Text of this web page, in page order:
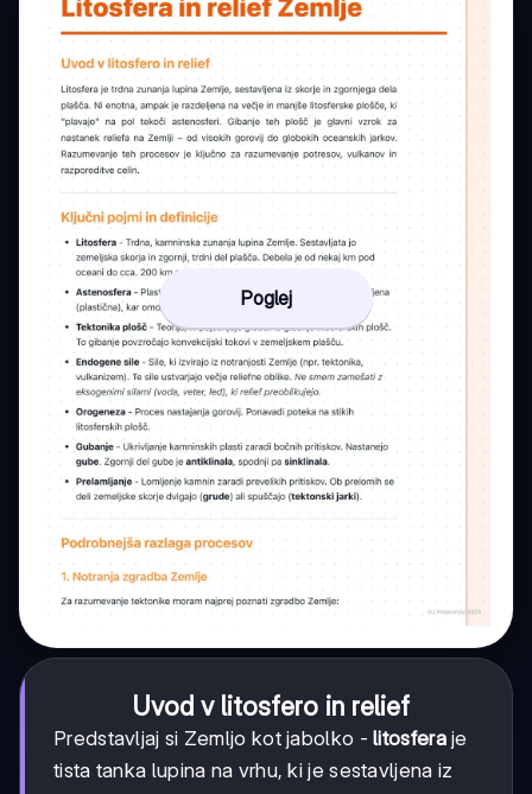
Poglej
Uvod v litosfero in relief
Predstavljaj si Zemljo kot jabolko -litosferaje
tista tanka lupina na vrhu, ki je sestavljena iz